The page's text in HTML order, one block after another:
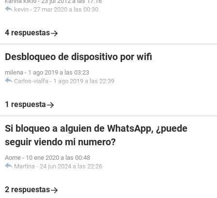
kevin - 27 mar 2020 a las 00:30
4 respuestas
Desbloqueo de dispositivo por wifi
milena - 1 ago 2019 a las 03:23
Carlos-vialfa - 1 ago 2019 a las 22:39
1 respuesta
Si bloqueo a alguien de WhatsApp, ¿puede
seguir viendo mi numero?
Aome - 10 ene 2020 a las 00:48
Martina - 24 jun 2024 a las 22:26
2 respuestas